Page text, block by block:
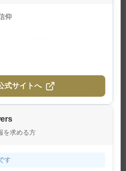
教話】「願う 世界平和」
教話】「大切に」
仰
式サイトへ
を求める方
す